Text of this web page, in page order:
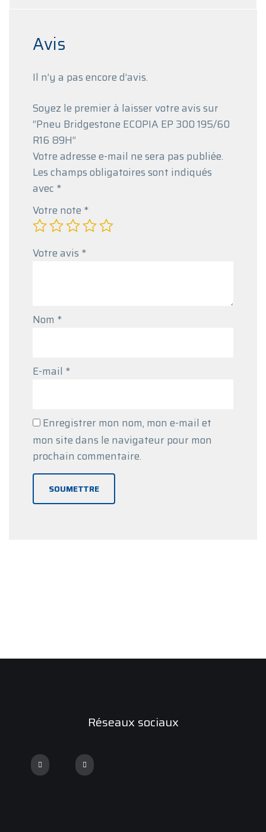
Avis
Il n’y a pas encore d’avis.
Soyez le premier à laisser votre avis sur
“Pneu Bridgestone ECOPIA EP 300 195/60
R16 89H”
Votre adresse e-mail ne sera pas publiée.
Les champs obligatoires sont indiqués
avec *
Votre note *
Votre avis *
Nom *
E-mail *
Enregistrer mon nom, mon e-mail et
mon site dans le navigateur pour mon
prochain commentaire.
Réseaux sociaux